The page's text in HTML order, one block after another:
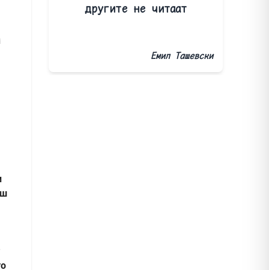
другите не читаат
Емил Ташевски